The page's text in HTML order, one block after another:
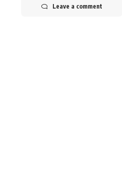
Leave a comment